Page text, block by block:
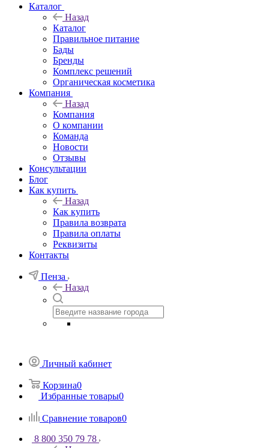
Каталог
Назад
Каталог
Правильное питание
Бады
Бренды
Комплекс решений
Органическая косметика
Компания
Назад
Компания
О компании
Команда
Новости
Отзывы
Консультации
Блог
Как купить
Назад
Как купить
Правила возврата
Правила оплаты
Реквизиты
Контакты
Пенза
Назад
Личный кабинет
Корзина0
Избранные товары0
Сравнение товаров0
8 800 350 79 78